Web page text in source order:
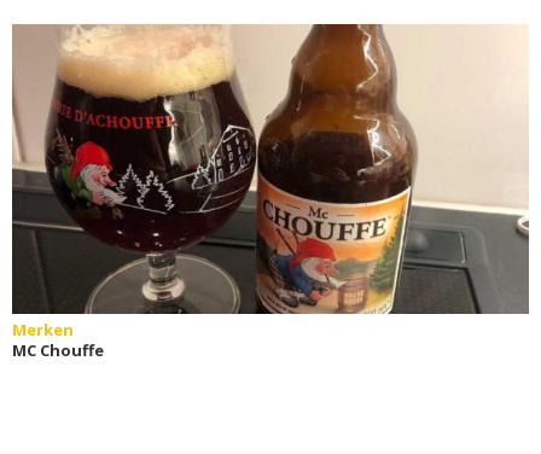
Merken
MC Chouffe